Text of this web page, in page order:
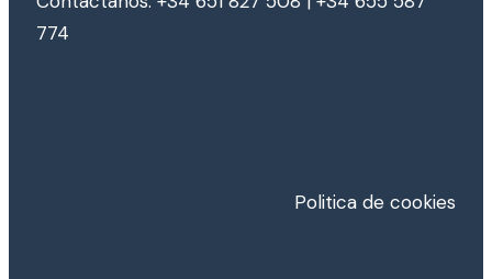
774
Politica de cookies